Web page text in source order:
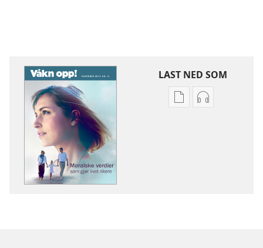
LAST NED SOM